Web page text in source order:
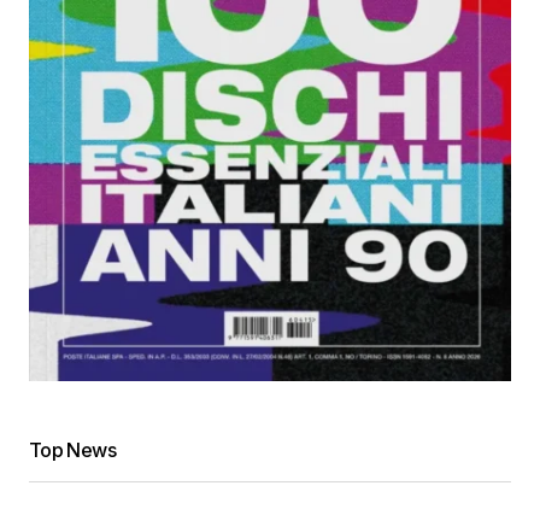
Top News